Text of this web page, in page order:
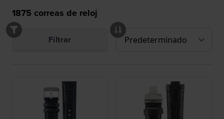
1875 correas de reloj
Filtrar